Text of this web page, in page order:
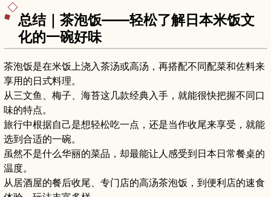
总结｜茶泡饭——轻松了解日本米饭文
化的一碗好味
茶泡饭是在米饭上浇入茶汤或高汤，再搭配不同配菜和佐料来
享用的日式料理。
从三文鱼、梅子、海苔这几款经典入手，就能很快把握不同口
味的特点。
旅行中根据自己是想轻松吃一点，还是当作收尾来享受，就能
选到合适的一碗。
虽然不是什么华丽的菜品，却最能让人感受到日本日常餐桌的
温度。
从居酒屋的餐后收尾、专门店的高汤茶泡饭，到便利店的速食